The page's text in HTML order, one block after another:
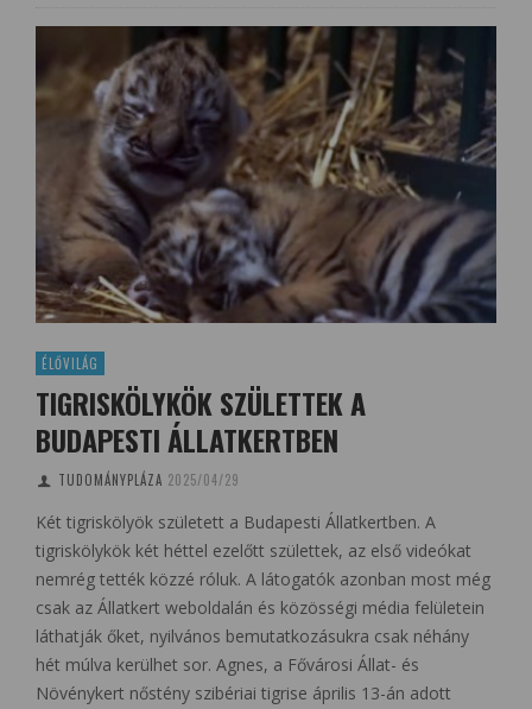
ÉLŐVILÁG
TIGRISKÖLYKÖK SZÜLETTEK A
BUDAPESTI ÁLLATKERTBEN
TUDOMÁNYPLÁZA 2025/04/29
Két tigriskölyök született a Budapesti Állatkertben. A
tigriskölykök két héttel ezelőtt születtek, az első videókat
nemrég tették közzé róluk. A látogatók azonban most még
csak az Állatkert weboldalán és közösségi média felületein
láthatják őket, nyilvános bemutatkozásukra csak néhány
hét múlva kerülhet sor. Agnes, a Fővárosi Állat- és
Növénykert nőstény szibériai tigrise április 13-án adott